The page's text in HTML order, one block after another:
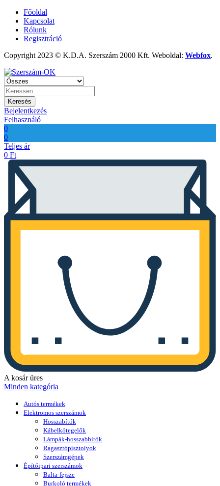
Főoldal
Kapcsolat
Rólunk
Regisztráció
Copyright 2023 © K.D.A. Szerszám 2000 Kft. Weboldal: Webfox.
Keresés
Bejelentkezés
Felhasználó
0
0
Teljes ár
0 Ft
A kosár üres
Minden kategória
Autós termékek
Elektromos szerszámok
Hosszabítók
Kábelkötegelők
Lámpák-hosszabbítók
Ragasztópisztolyok
Szerszámgépek
Építőipari szerszámok
Balta-fejsze
Burkoló termékek